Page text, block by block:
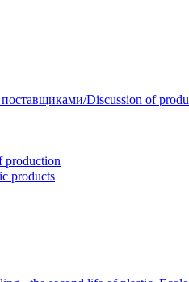
Discussion of
production
products